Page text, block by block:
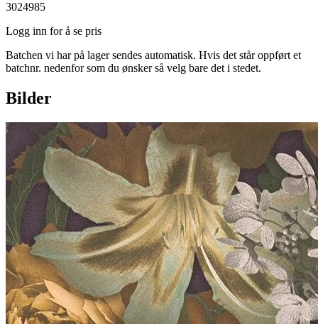
3024985
Logg inn for å se pris
Batchen vi har på lager sendes automatisk. Hvis det står oppført et
batchnr. nedenfor som du ønsker så velg bare det i stedet.
Bilder